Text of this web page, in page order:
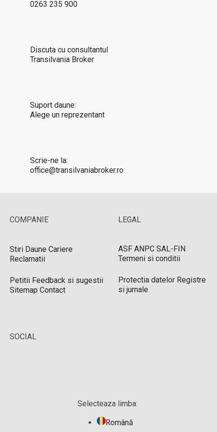
0263 235 900
Discuta cu consultantul
Transilvania Broker
Suport daune:
Alege un reprezentant
Scrie-ne la:
office@transilvaniabroker.ro
COMPANIE
Stiri Daune Cariere
Reclamatii
Petitii Feedback si sugestii
Sitemap Contact
LEGAL
ASF ANPC SAL-FIN
Termeni si conditii
Protectia datelor Registre
si jurnale
SOCIAL
Selecteaza limba:
Română